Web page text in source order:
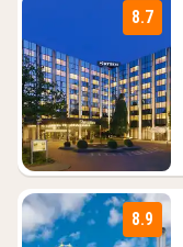
8.7
8.9